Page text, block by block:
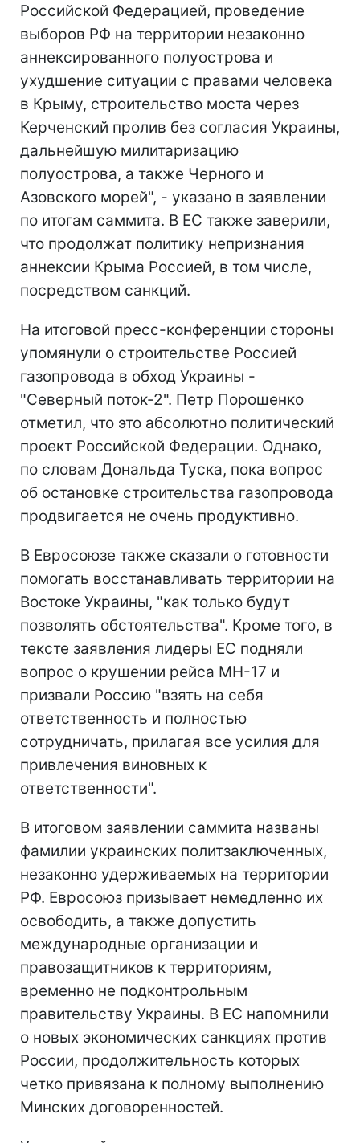
Российской Федерацией, проведение
выборов РФ на территории незаконно
аннексированного полуострова и
ухудшение ситуации с правами человека
в Крыму, строительство моста через
Керченский пролив без согласия Украины,
дальнейшую милитаризацию
полуострова, а также Черного и
Азовского морей", - указано в заявлении
по итогам саммита. В ЕС также заверили,
что продолжат политику непризнания
аннексии Крыма Россией, в том числе,
посредством санкций.
На итоговой пресс-конференции стороны
упомянули о строительстве Россией
газопровода в обход Украины -
"Северный поток-2". Петр Порошенко
отметил, что это абсолютно политический
проект Российской Федерации. Однако,
по словам Дональда Туска, пока вопрос
об остановке строительства газопровода
продвигается не очень продуктивно.
В Евросоюзе также сказали о готовности
помогать восстанавливать территории на
Востоке Украины, "как только будут
позволять обстоятельства". Кроме того, в
тексте заявления лидеры ЕС подняли
вопрос о крушении рейса МН-17 и
призвали Россию "взять на себя
ответственность и полностью
сотрудничать, прилагая все усилия для
привлечения виновных к
ответственности".
В итоговом заявлении саммита названы
фамилии украинских политзаключенных,
незаконно удерживаемых на территории
РФ. Евросоюз призывает немедленно их
освободить, а также допустить
международные организации и
правозащитников к территориям,
временно не подконтрольным
правительству Украины. В ЕС напомнили
о новых экономических санкциях против
России, продолжительность которых
четко привязана к полному выполнению
Минских договоренностей.